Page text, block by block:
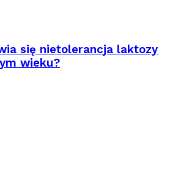
się nietolerancja laktozy
wieku?